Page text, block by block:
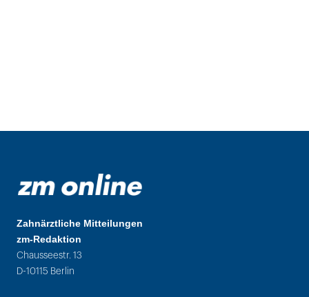
Zahnärztliche Mitteilungen
zm-Redaktion
Chausseestr. 13
D-10115 Berlin